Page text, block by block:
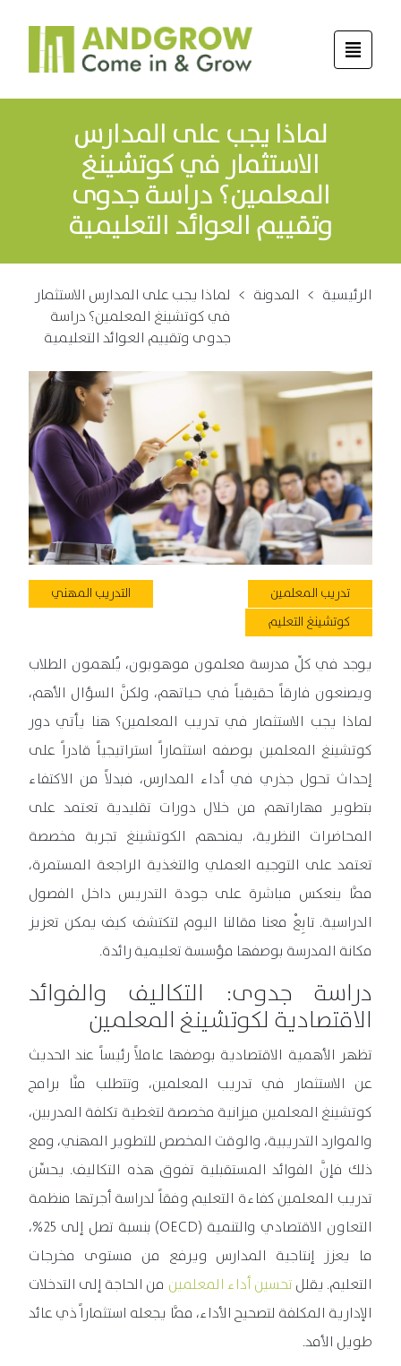
لماذا يجب على المدارس
الاستثمار في كوتشينغ
المعلمين؟ دراسة جدوى
وتقييم العوائد التعليمية
الرئيسية > المدونة > لماذا يجب على المدارس الاستثمار
في كوتشينغ المعلمين؟ دراسة
جدوى وتقييم العوائد التعليمية
تدريب المعلمين
التدريب المهني
كوتشينغ التعليم
يوجد في كلِّ مدرسة معلمون موهوبون، يُلهمون الطلاب
ويصنعون فارقاً حقيقياً في حياتهم، ولكنَّ السؤال الأهم،
لماذا يجب الاستثمار في تدريب المعلمين؟ هنا يأتي دور
كوتشينغ المعلمين بوصفه استثماراً استراتيجياً قادراً على
إحداث تحول جذري في أداء المدارس، فبدلاً من الاكتفاء
بتطوير مهاراتهم من خلال دورات تقليدية تعتمد على
المحاضرات النظرية، يمنحهم الكوتشينغ تجربة مخصصة
تعتمد على التوجيه العملي والتغذية الراجعة المستمرة،
ممَّا ينعكس مباشرة على جودة التدريس داخل الفصول
الدراسية. تابِعْ معنا مقالنا اليوم لتكتشف كيف يمكن تعزيز
مكانة المدرسة بوصفها مؤسسة تعليمية رائدة.
دراسة جدوى: التكاليف والفوائد
الاقتصادية لكوتشينغ المعلمين
تظهر الأهمية الاقتصادية بوصفها عاملاً رئيساً عند الحديث
عن الاستثمار في تدريب المعلمين، وتتطلب منَّا برامج
كوتشينغ المعلمين ميزانية مخصصة لتغطية تكلفة المدربين،
والموارد التدريبية، والوقت المخصص للتطوير المهني، ومع
ذلك فإنَّ الفوائد المستقبلية تفوق هذه التكاليف. يحسِّن
تدريب المعلمين كفاءة التعليم وفقاً لدراسة أجرتها منظمة
التعاون الاقتصادي والتنمية (OECD) بنسبة تصل إلى 25%،
ما يعزز إنتاجية المدارس ويرفع من مستوى مخرجات
التعليم. يقلل تحسين أداء المعلمين من الحاجة إلى التدخلات
الإدارية المكلفة لتصحيح الأداء، ممَّا يجعله استثماراً ذي عائد
طويل الأمد.